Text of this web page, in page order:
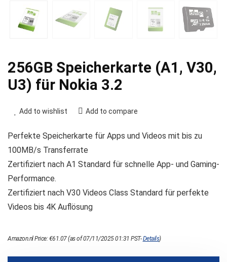
256GB Speicherkarte (A1, V30,
U3) für Nokia 3.2
Add to wishlist Add to compare
Perfekte Speicherkarte für Apps und Videos mit bis zu
100MB/s Transferrate
Zertifiziert nach A1 Standard für schnelle App- und Gaming-
Performance.
Zertifiziert nach V30 Videos Class Standard für perfekte
Videos bis 4K Auflösung
Amazon.nl Price:€61.07(as of 07/11/2025 01:31 PST-Details)